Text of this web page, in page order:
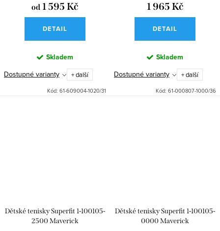
od 1 595 Kč
DETAIL
Skladem
Dostupné varianty + další
Kód: 61-609004-1020/31
1 965 Kč
DETAIL
Skladem
Dostupné varianty + další
Kód: 61-000807-1000/36
Dětské tenisky Superfit 1-100105-
2500 Maverick
Dětské tenisky Superfit 1-100105-
0000 Maverick